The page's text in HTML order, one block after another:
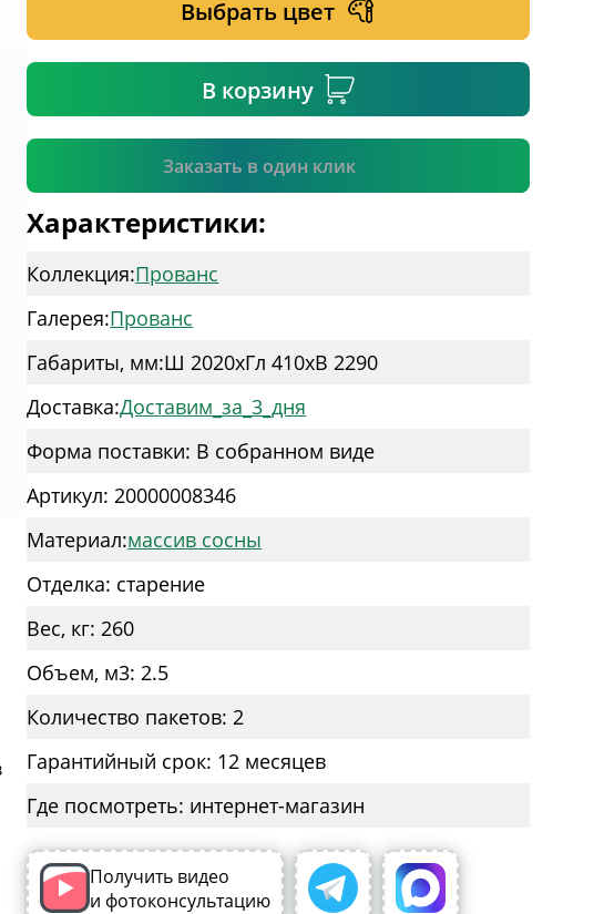
Выбрать цвет
В корзину
Заказать в один клик
* необязательное поле
Подтвердить
Характеристики:
Коллекция:Прованс
Галерея:Прованс
Габариты, мм:Ш 2020xГл 410xВ 2290
Доставка:Доставим_за_3_дня
Форма поставки: В собранном виде
Артикул: 20000008346
Материал:массив сосны
Отделка: старение
Вес, кг: 260
Объем, м3: 2.5
Количество пакетов: 2
Гарантийный срок: 12 месяцев
Где посмотреть: интернет-магазин
Получить видео
и фотоконсультацию